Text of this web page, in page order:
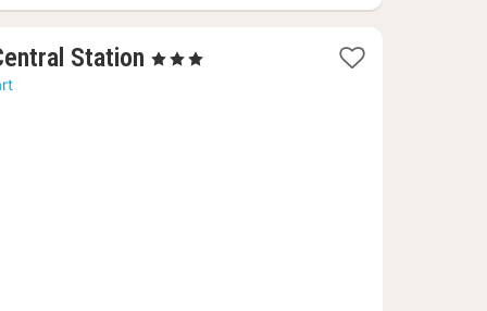
Station 1
, 3 Sterren